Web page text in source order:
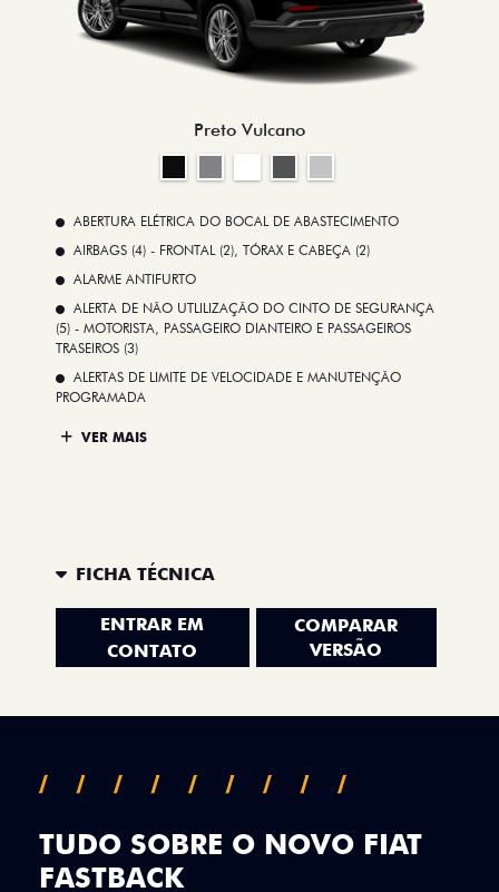
Preto Vulcano
ABERTURA ELÉTRICA DO BOCAL DE ABASTECIMENTO
AIRBAGS (4) - FRONTAL (2), TÓRAX E CABEÇA (2)
ALARME ANTIFURTO
ALERTA DE NÃO UTLILIZAÇÃO DO CINTO DE SEGURANÇA
(5) - MOTORISTA, PASSAGEIRO DIANTEIRO E PASSAGEIROS
TRASEIROS (3)
ALERTAS DE LIMITE DE VELOCIDADE E MANUTENÇÃO
PROGRAMADA
VER MAIS
FICHA TÉCNICA
ENTRAR EM
CONTATO
COMPARAR
VERSÃO
TUDO SOBRE O NOVO FIAT
FASTBACK